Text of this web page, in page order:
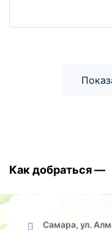
Как добраться —
Самара, ул.